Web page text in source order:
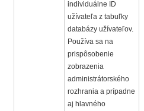
individuálne ID
užívateľa z tabuľky
databázy užívateľov.
Používa sa na
prispôsobenie
zobrazenia
administrátorského
rozhrania a prípadne
aj hlavného